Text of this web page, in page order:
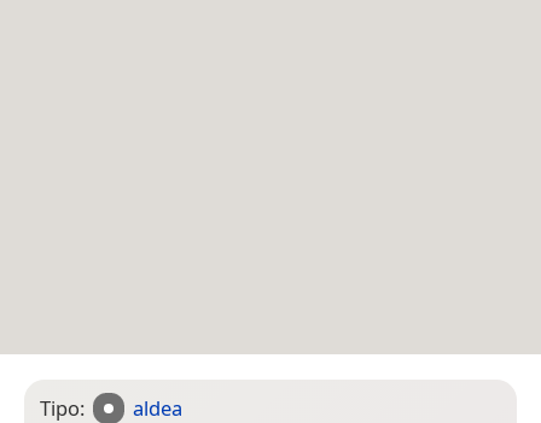
Tipo:
aldea